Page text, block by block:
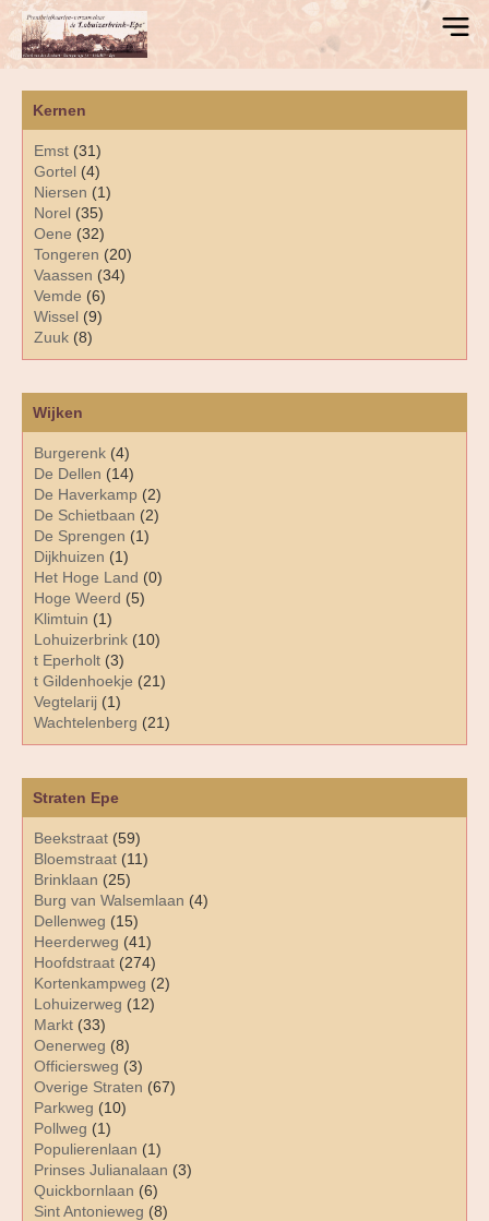
Kernen
Emst (31)
Gortel (4)
Niersen (1)
Norel (35)
Oene (32)
Tongeren (20)
Vaassen (34)
Vemde (6)
Wissel (9)
Zuuk (8)
Straten Epe
Beekstraat (59)
Bloemstraat (11)
Brinklaan (25)
Burg van Walsemlaan (4)
Dellenweg (15)
Heerderweg (41)
Hoofdstraat (274)
Kortenkampweg (2)
Lohuizerweg (12)
Markt (33)
Oenerweg (8)
Officiersweg (3)
Overige Straten (67)
Parkweg (10)
Pollweg (1)
Populierenlaan (1)
Prinses Julianalaan (3)
Quickbornlaan (6)
Sint Antonieweg (8)
Wijken
Burgerenk (4)
De Dellen (14)
De Haverkamp (2)
De Schietbaan (2)
De Sprengen (1)
Dijkhuizen (1)
Het Hoge Land (0)
Hoge Weerd (5)
Klimtuin (1)
Lohuizerbrink (10)
t Eperholt (3)
t Gildenhoekje (21)
Vegtelarij (1)
Wachtelenberg (21)